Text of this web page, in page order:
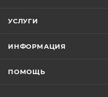
УСЛУГИ
ИНФОРМАЦИЯ
ПОМОЩЬ